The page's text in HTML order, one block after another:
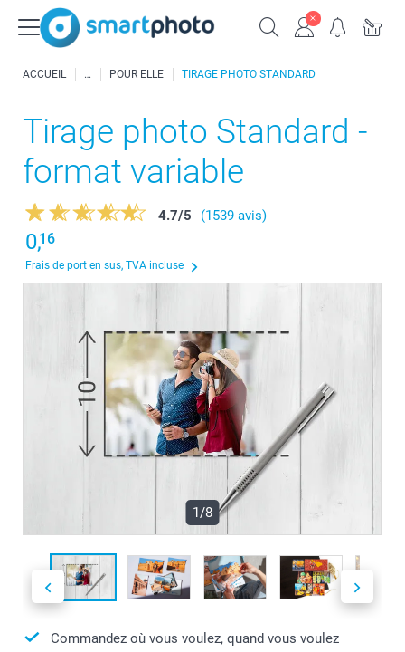
ACCUEIL POUR ELLE TIRAGE PHOTO STANDARD
Tirage photo Standard -
format variable
4.7/5 (1539 avis)
0,16
Frais de port en sus, TVA incluse
1/8
Commandez où vous voulez, quand vous voulez